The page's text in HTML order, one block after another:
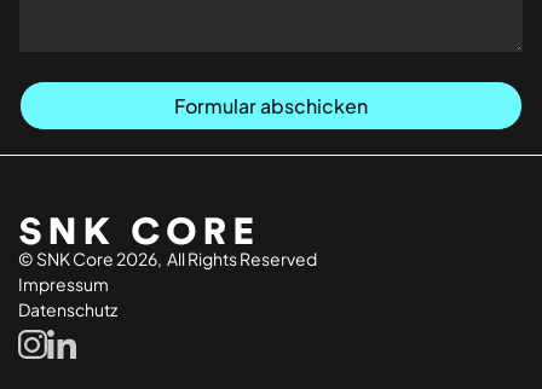
© SNK Core 2026, All Rights Reserved
Impressum
Datenschutz